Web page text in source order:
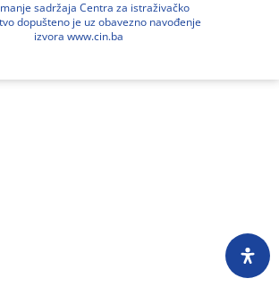
sadržaja Centra za istraživačko
dopušteno je uz obavezno navođenje
izvora www.cin.ba